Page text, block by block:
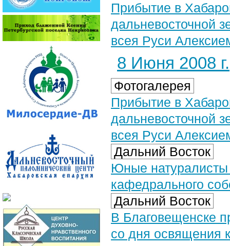
Прибытие в
дальневосточной
всея Руси
8 Июня 2008 г.
Фотогалерея
Прибытие в
дальневосточной
всея Руси
Дальний Восток
Юные натуралисты
кафедрального
Дальний Восток
В Благовещенске
со дня освящения